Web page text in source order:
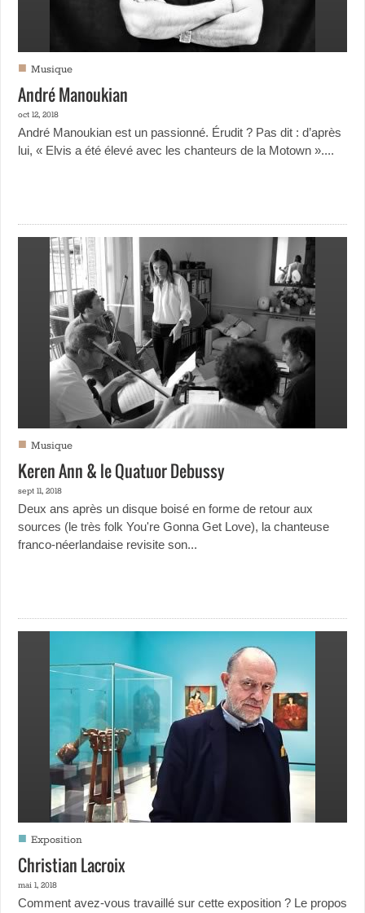
■ Musique
André Manoukian
oct 12, 2018
André Manoukian est un passionné. Érudit ? Pas dit : d’après
lui, « Elvis a été élevé avec les chanteurs de la Motown »....
■ Musique
Keren Ann & le Quatuor Debussy
sept 11, 2018
Deux ans après un disque boisé en forme de retour aux
sources (le très folk You're Gonna Get Love), la chanteuse
franco-néerlandaise revisite son...
■ Exposition
Christian Lacroix
mai 1, 2018
Comment avez-vous travaillé sur cette exposition ? Le propos